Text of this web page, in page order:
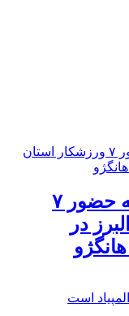
۲ مدال برنز نتیجه حضور ۷
در